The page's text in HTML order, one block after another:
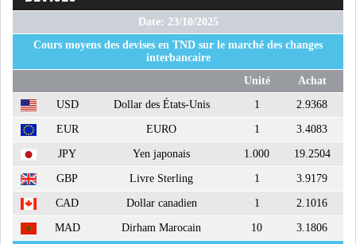
Date: 23/10/2025
Cours moyens des devises en TND sur le marché des changes
interbancaire
Unité
Achat
USD
Dollar des États-Unis 1 2.9368
EUR EURO 1 3.4083
JPY Yen japonais 1.000 19.2504
GBP Livre Sterling 1 3.9179
CAD Dollar canadien 1 2.1016
MAD Dirham Marocain 10
3.1806